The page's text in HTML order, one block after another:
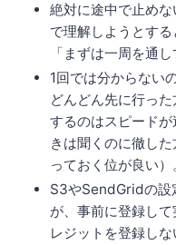
絶対に途中で止め
で理解しようとする
「まずは一周を通
1回では分からない
どんどん先に行っ
するのはスピード
きは聞くのに徹し
っておく位が良い）
S3やSendGridの設
が、事前に登録し
レジットを登録し